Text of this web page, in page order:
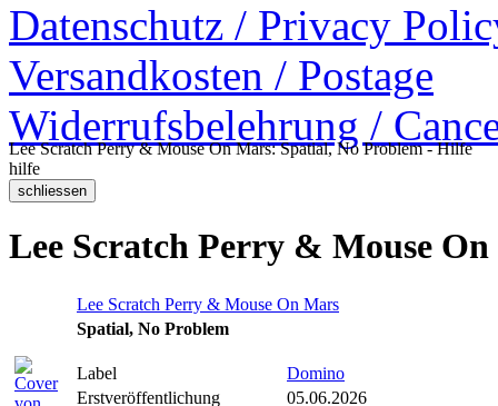
Datenschutz / Privacy
Versandkosten / Postage
Widerrufsbelehrung /
Lee Scratch Perry & Mouse On Mars: Spatial, No Problem - Hilfe
hilfe
Lee Scratch Perry & Mouse
Lee Scratch Perry & Mouse On Mars
Spatial, No Problem
Label
Domino
Erstveröffentlichung
05.06.2026